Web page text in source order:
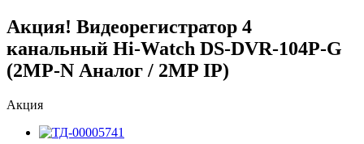
Акция! Видеорегистратор 4
канальный Hi-Watch DS-DVR-104P-G
(2MP-N Аналог / 2MP IP)
Акция